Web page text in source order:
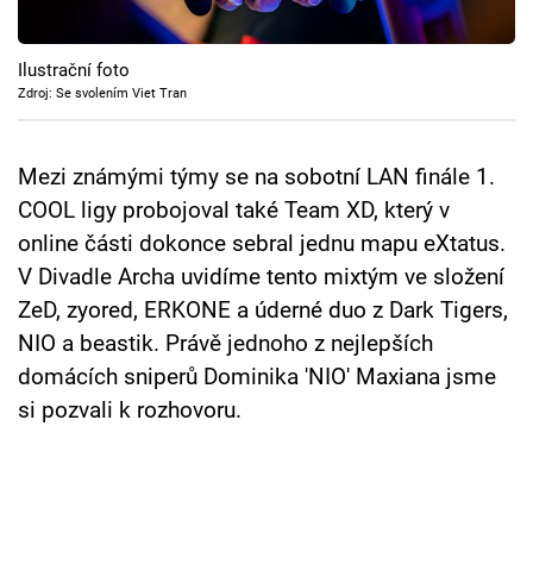
Cool Esport
Pořady
Sledujte prima+
Přihlášení
Ilustrační foto
Zdroj: Se svolením Viet Tran
Mezi známými týmy se na sobotní LAN finále 1.
COOL ligy probojoval také Team XD, který v
online části dokonce sebral jednu mapu eXtatus.
V Divadle Archa uvidíme tento mixtým ve složení
ZeD, zyored, ERKONE a úderné duo z Dark Tigers,
NIO a beastik. Právě jednoho z nejlepších
domácích sniperů Dominika 'NIO' Maxiana jsme
si pozvali k rozhovoru.